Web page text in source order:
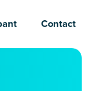
Contact